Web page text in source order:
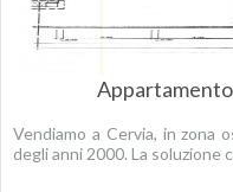
Vendiamo a Cervia, in zona
degli anni 2000. La soluzione